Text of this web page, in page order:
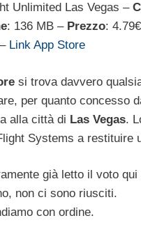
Unlimited Las Vegas –
: 136 MB – Prezzo: 4.79€
Link App Store
si trova davvero
per quanto concesso
alla città di Las Vegas.
Systems a restituire
già letto il voto
non ci sono riusciti.
con ordine.